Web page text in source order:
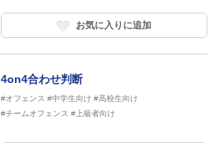
お気に入りに追加
4on4合わせ判断
#オフェンス #中学生向け #高校生向け
#チームオフェンス #上級者向け